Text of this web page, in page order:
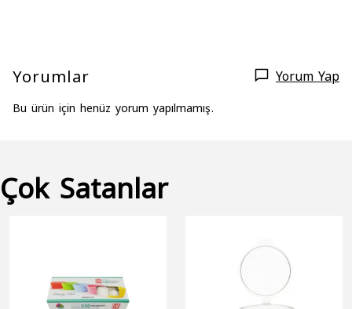
Yorumlar Yorum Yap
Bu ürün için henüz yorum yapılmamış.
Çok Satanlar